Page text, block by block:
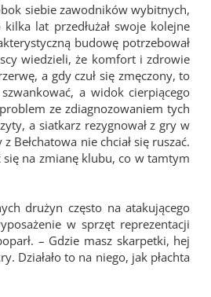
siebie zawodników wybitnych,
lat przedłużał swoje kolejne
budowę potrzebował
wiedzieli, że komfort i zdrowie
a gdy czuł się zmęczony, to
a widok cierpiącego
ze zdiagnozowaniem tych
a siatkarz rezygnował z gry w
Bełchatowa nie chciał się ruszać.
na zmianę klubu, co w tamtym
drużyn często na atakującego
w sprzęt reprezentacji
– Gdzie masz skarpetki, hej
Działało to na niego, jak płachta